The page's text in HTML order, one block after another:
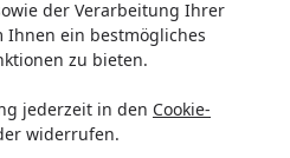
der Verarbeitung Ihrer
Ihnen ein bestmögliches
zu bieten.
jederzeit in den Cookie-
widerrufen.
bevorstehenden Montage
allgemein?
Fragen beantworten wir in